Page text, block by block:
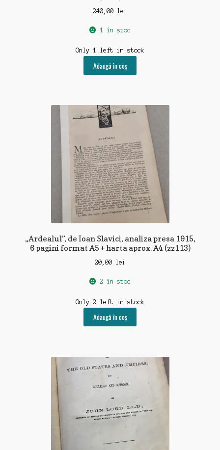
240,00 lei
1 în stoc
Only 1 left in stock
Adaugă în coș
„Ardealul”, de Ioan Slavici, analiza presa 1915,
6 pagini format A5 + harta aprox. A4 (zz113)
20,00 lei
2 în stoc
Only 2 left in stock
Adaugă în coș